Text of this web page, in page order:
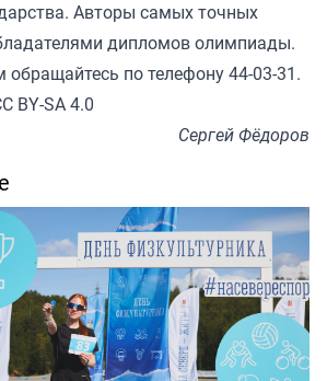
Авторы самых точных
дипломов олимпиады.
по телефону 44-03-31.
BY-SA 4.0
Сергей Фёдоров